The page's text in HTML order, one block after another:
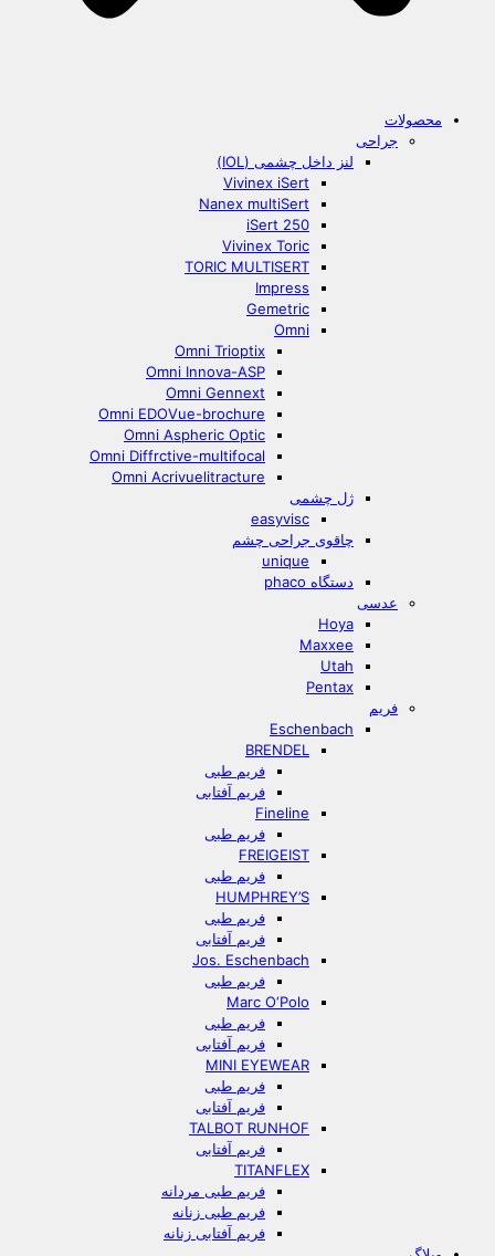
محصولات
جراحی
لنز داخل چشمی (IOL)
Vivinex iSert
Nanex multiSert
iSert 250
Vivinex Toric
TORIC MULTISERT
Impress
Gemetric
Omni
Omni Trioptix
Omni Innova-ASP
Omni Gennext
Omni EDOVue-brochure
Omni Aspheric Optic
Omni Diffrctive-multifocal
Omni Acrivuelitracture
ژل چشمی
easyvisc
چاقوی جراحی چشم
unique
دستگاه phaco
عدسی
Hoya
Maxxee
Utah
Pentax
فریم
Eschenbach
BRENDEL
فریم طبی
فریم آفتابی
Fineline
فریم طبی
FREIGEIST
فریم طبی
HUMPHREY’S
فریم طبی
فریم آفتابی
Jos. Eschenbach
فریم طبی
Marc O‘Polo
فریم طبی
فریم آفتابی
MINI EYEWEAR
فریم طبی
فریم آفتابی
TALBOT RUNHOF
فریم آفتابی
TITANFLEX
فریم طبی مردانه
فریم طبی زنانه
فریم آفتابی زنانه